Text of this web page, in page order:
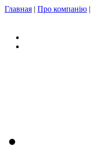
Главная | Про компанію |